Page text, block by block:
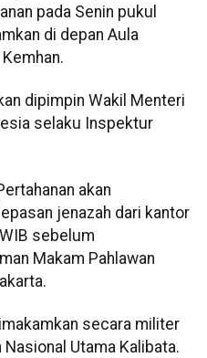
pada Senin pukul
di depan Aula
dipimpin Wakil Menteri
selaku Inspektur
akan
jenazah dari kantor
sebelum
Makam Pahlawan
secara militer
Utama Kalibata.